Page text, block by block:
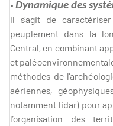
• Dynamique des
Il s’agit de
peuplement dans la
Central, en combinant
et
méthodes de
aériennes,
notamment lidar) pour
l’organisation des